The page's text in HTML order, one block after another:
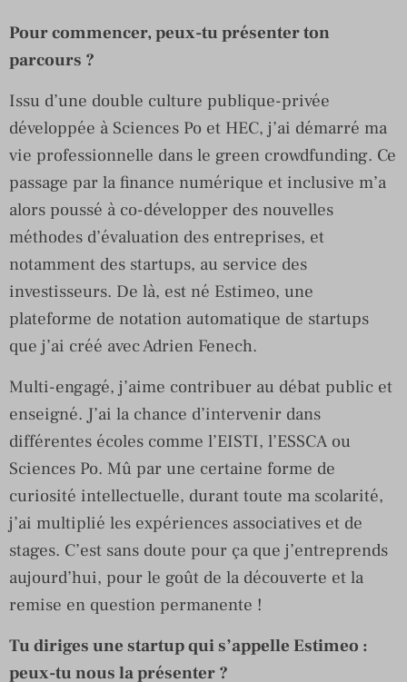
Pour commencer, peux-tu présenter ton
parcours ?
Issu d’une double culture publique-privée
développée à Sciences Po et HEC, j’ai démarré ma
vie professionnelle dans le green crowdfunding. Ce
passage par la finance numérique et inclusive m’a
alors poussé à co-développer des nouvelles
méthodes d’évaluation des entreprises, et
notamment des startups, au service des
investisseurs. De là, est né Estimeo, une
plateforme de notation automatique de startups
que j’ai créé avec Adrien Fenech.
Multi-engagé, j’aime contribuer au débat public et
enseigné. J’ai la chance d’intervenir dans
différentes écoles comme l’EISTI, l’ESSCA ou
Sciences Po. Mû par une certaine forme de
curiosité intellectuelle, durant toute ma scolarité,
j’ai multiplié les expériences associatives et de
stages. C’est sans doute pour ça que j’entreprends
aujourd’hui, pour le goût de la découverte et la
remise en question permanente !
Tu diriges une startup qui s’appelle Estimeo :
peux-tu nous la présenter ?